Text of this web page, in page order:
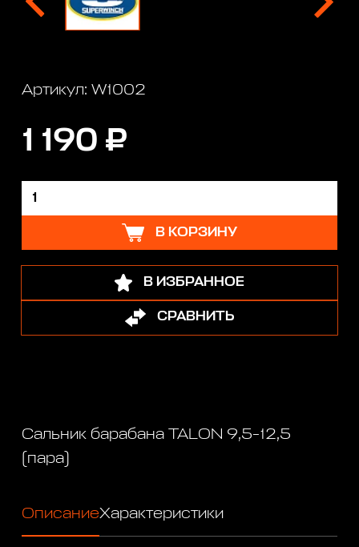
Артикул: W1002
1 190 ₽
В КОРЗИНУ
В ИЗБРАННОЕ
СРАВНИТЬ
Сальник барабана TALON 9,5-12,5
(пара)
ОписаниеХарактеристики